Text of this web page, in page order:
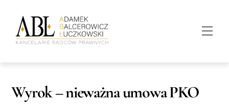
content
Wyrok – nieważna umowa PKO